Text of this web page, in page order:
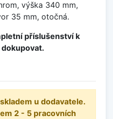
výška 340 mm,
35 mm, otočná.
příslušenství k
u dodavatele.
2 - 5 pracovních